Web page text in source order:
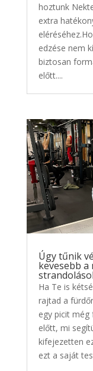
hoztunk
extra
edzése nem
biztosan
előtt....
Úgy tűnik
kevesebb a
Ha Te is
rajtad a
egy picit
előtt, mi
kifejezetten
ezt a saját